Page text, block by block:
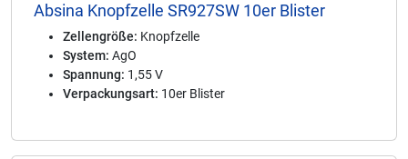
Absina Knopfzelle SR927SW 10er Blister
Zellengröße: Knopfzelle
System: AgO
Spannung: 1,55 V
Verpackungsart: 10er Blister